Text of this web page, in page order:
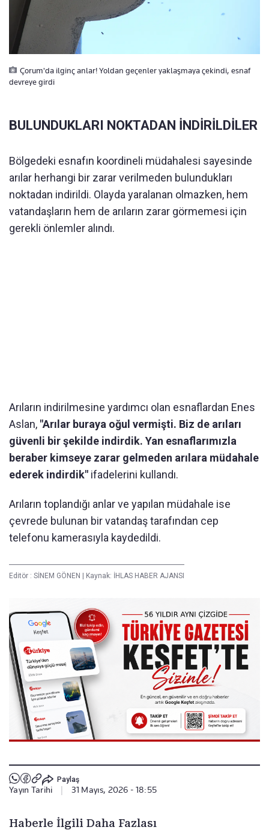
Çorum'da ilginç anlar! Yoldan geçenler yaklaşmaya çekindi, esnaf
devreye girdi
BULUNDUKLARI NOKTADAN İNDİRİLDİLER
Bölgedeki esnafın koordineli müdahalesi sayesinde
arılar herhangi bir zarar verilmeden bulundukları
noktadan indirildi. Olayda yaralanan olmazken, hem
vatandaşların hem de arıların zarar görmemesi için
gerekli önlemler alındı.
Arıların indirilmesine yardımcı olan esnaflardan Enes
Aslan, "Arılar buraya oğul vermişti. Biz de arıları
güvenli bir şekilde indirdik. Yan esnaflarımızla
beraber kimseye zarar gelmeden arılara müdahale
ederek indirdik" ifadelerini kullandı.
Arıların toplandığı anlar ve yapılan müdahale ise
çevrede bulunan bir vatandaş tarafından cep
telefonu kamerasıyla kaydedildi.
Editör : SİNEM GÖNEN | Kaynak: İHLAS HABER AJANSI
Paylaş
Yayın Tarihi 31 Mayıs, 2026 - 18:55
Haberle İlgili Daha Fazlası